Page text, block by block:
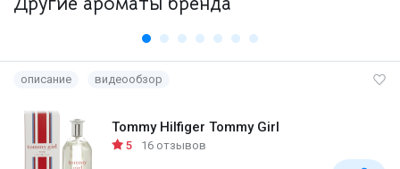
описание видеообзор
Tommy Hilfiger Tommy Girl
5 16 отзывов